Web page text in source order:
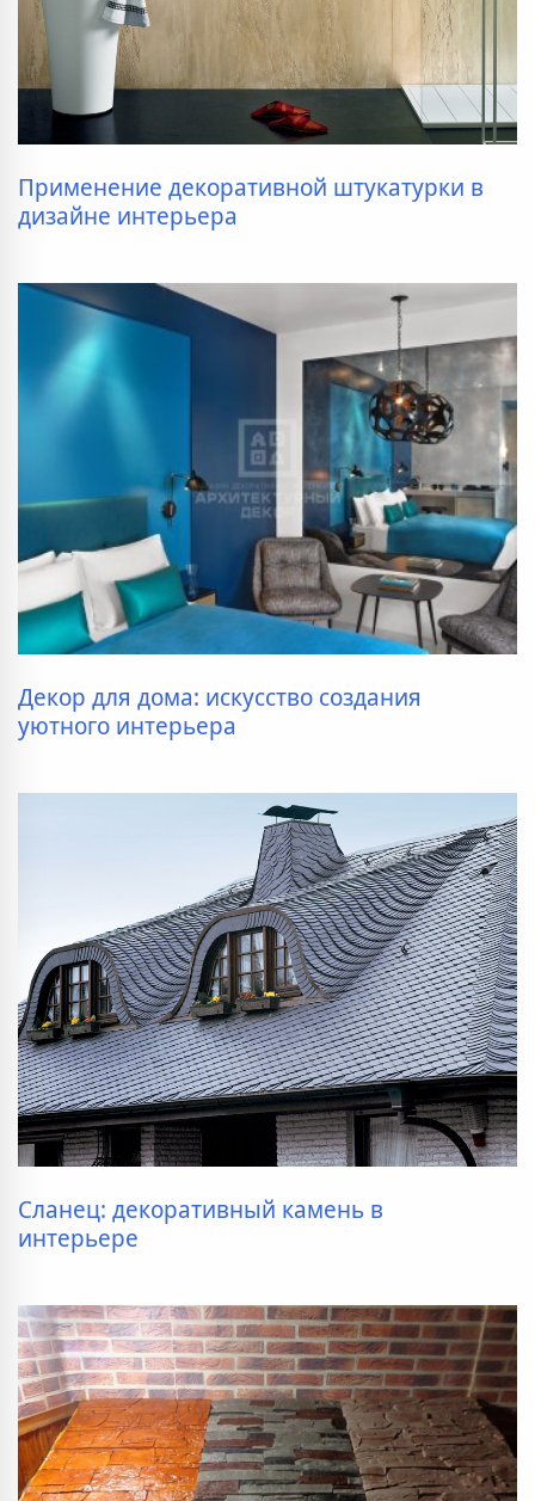
Применение декоративной штукатурки в
дизайне интерьера
Декор для дома: искусство создания
уютного интерьера
Сланец: декоративный камень в
интерьере